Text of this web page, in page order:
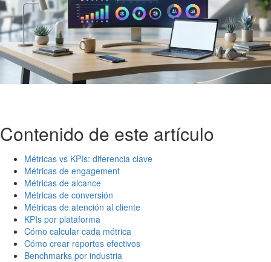
Contenido de este artículo
Métricas vs KPIs: diferencia clave
Métricas de engagement
Métricas de alcance
Métricas de conversión
Métricas de atención al cliente
KPIs por plataforma
Cómo calcular cada métrica
Cómo crear reportes efectivos
Benchmarks por industria